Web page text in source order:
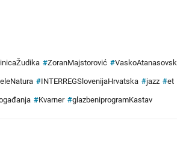
#ZoranMajstorović #VaskoAtanasovsk
#INTERREGSlovenijaHrvatska #jazz #et
#Kvarner #glazbeniprogramKastav